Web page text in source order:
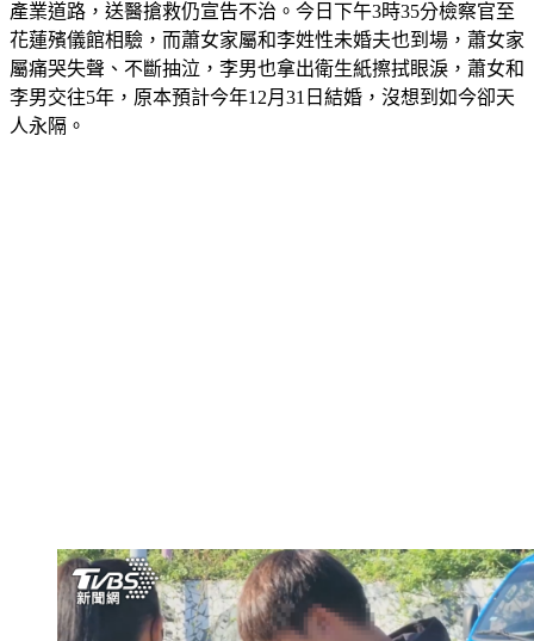
產業道路，送醫搶救仍宣告不治。今日下午3時35分檢察官至
花蓮殯儀館相驗，而蕭女家屬和李姓性未婚夫也到場，蕭女家
屬痛哭失聲、不斷抽泣，李男也拿出衛生紙擦拭眼淚，蕭女和
李男交往5年，原本預計今年12月31日結婚，沒想到如今卻天
人永隔。